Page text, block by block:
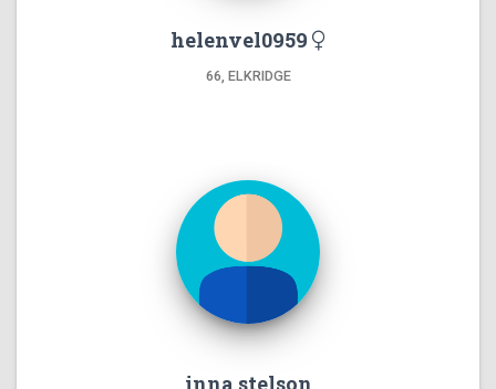
helenvel0959
66, ELKRIDGE